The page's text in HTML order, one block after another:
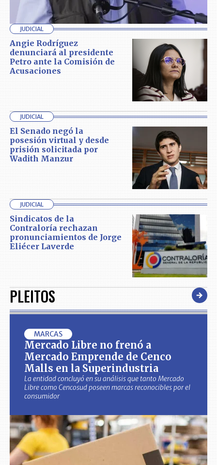
JUDICIAL
Angie Rodríguez
denunciará al presidente
Petro ante la Comisión de
Acusaciones
JUDICIAL
El Senado negó la
posesión virtual y desde
prisión solicitada por
Wadith Manzur
JUDICIAL
Sindicatos de la
Contraloría rechazan
pronunciamientos de Jorge
Eliécer Laverde
PLEITOS
MARCAS
Mercado Libre no frenó a
Mercado Emprende de Cenco
Malls en la Superindustria
La entidad concluyó en su análisis que tanto Mercado
Libre como Cencosud poseen marcas reconocibles por el
consumidor